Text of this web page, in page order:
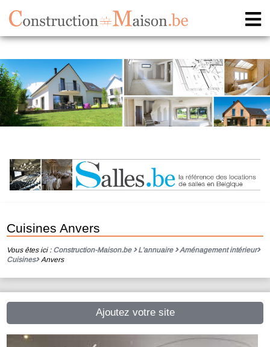
Cuisines Anvers
Vous êtes ici : Construction-Maison.be L'annuaire
Aménagement intérieur
Cuisines Anvers
Ajoutez votre site